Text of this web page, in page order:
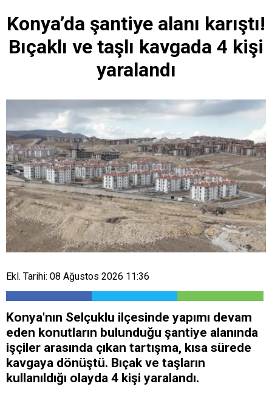
Konya’da şantiye alanı karıştı!
Bıçaklı ve taşlı kavgada 4 kişi
yaralandı
Ekl. Tarihi: 08 Ağustos 2026 11:36
Konya'nın Selçuklu ilçesinde yapımı devam
eden konutların bulunduğu şantiye alanında
işçiler arasında çıkan tartışma, kısa sürede
kavgaya dönüştü. Bıçak ve taşların
kullanıldığı olayda 4 kişi yaralandı.